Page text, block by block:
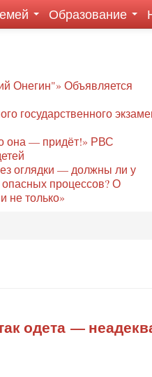
Образование
Онегин"» Объявляется
государственного
она — придёт!» РВС
оглядки — должны ли у
процессов? О
не только»
одета —